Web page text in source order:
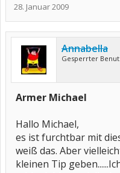
28. Januar 2009
Annabella
Gesperrter
Armer Michael
Hallo Michael,
es ist furchtbar mit
weiß das. Aber
kleinen Tip